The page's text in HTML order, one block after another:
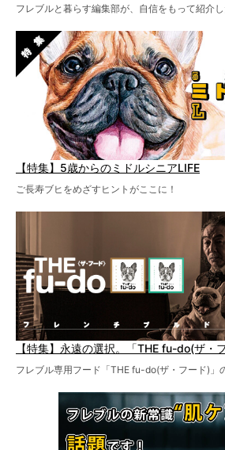
フレブルと暮らす編集部が、自信をもって紹介
【特集】5歳からのミドルシニアLIFE
ご長寿ブヒをめざすヒントがここに！
【特集】永遠の選択。「THE fu-do(ザ・
フレブル専用フード「THE fu-do(ザ・フード)」